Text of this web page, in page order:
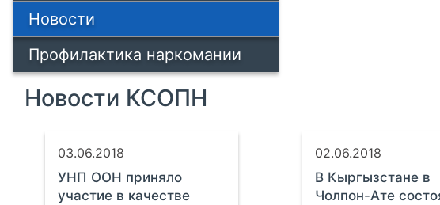
Новости
Профилактика наркомании
Новости КСОПН
03.06.2018
УНП ООН приняло
участие в качестве
02.06.2018
В Кыргызстане в
Чолпон-Ате